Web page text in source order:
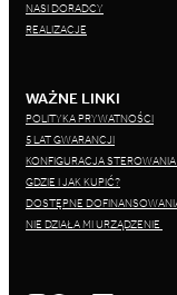
NASI DORADCY
REALIZACJE
WAŻNE LINKI
POLITYKA PRYWATNOŚCI
5 LAT GWARANCJI
KONFIGURACJA
GDZIE I JAK KUPIĆ?
DOSTĘPNE
NIE DZIAŁA MI URZĄDZENIE